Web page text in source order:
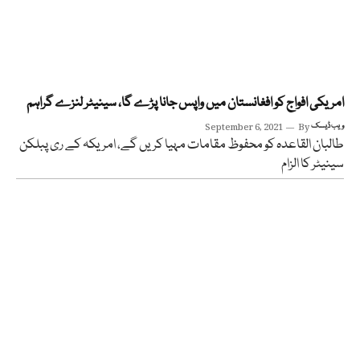
امریکی افواج کو افغانستان میں واپس جانا پڑے گا، سینیٹر لنزے گراہم
September 6, 2021 Byویب ڈیسک
طالبان القاعدہ کو محفوظ مقامات مہیا کریں گے، امریکہ کے ری پبلکن
سینیٹر کا الزام